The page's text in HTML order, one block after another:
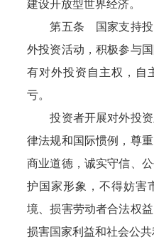
建设开放型世界经济。
第五条 国家支持投
外投资活动，积极参与
有对外投资自主权，自
亏。
投资者开展对外投资
律法规和国际惯例，尊
商业道德，诚实守信、
护国家形象，不得妨害
境、损害劳动者合法权
损害国家利益和社会公共